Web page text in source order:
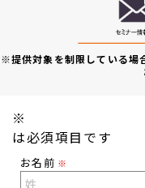
※提供対象を制限している場
※
は必須項目です
お名前 ※